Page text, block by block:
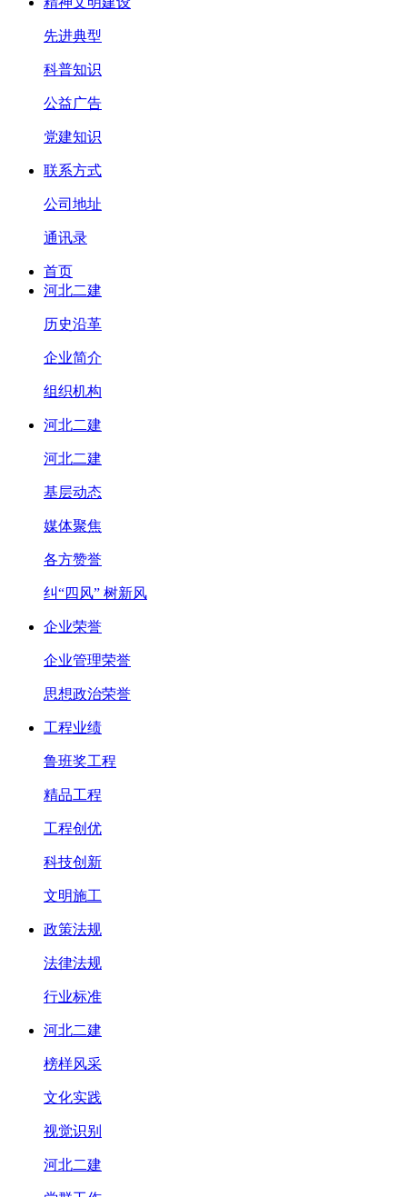
先进典型
科普知识
公益广告
党建知识
联系方式
公司地址
通讯录
首页
河北二建
历史沿革
企业简介
组织机构
河北二建
河北二建
基层动态
媒体聚焦
各方赞誉
纠“四风” 树新风
企业荣誉
企业管理荣誉
思想政治荣誉
工程业绩
鲁班奖工程
精品工程
工程创优
科技创新
文明施工
政策法规
法律法规
行业标准
河北二建
榜样风采
文化实践
视觉识别
河北二建